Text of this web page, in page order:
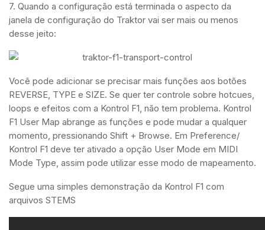
7. Quando a configuração está terminada o aspecto da
janela de configuração do Traktor vai ser mais ou menos
desse jeito:
Você pode adicionar se precisar mais funções aos botões
REVERSE, TYPE e SIZE. Se quer ter controle sobre hotcues,
loops e efeitos com a Kontrol F1, não tem problema. Kontrol
F1 User Map abrange as funções e pode mudar a qualquer
momento, pressionando Shift + Browse. Em Preference/
Kontrol F1 deve ter ativado a opção User Mode em MIDI
Mode Type, assim pode utilizar esse modo de mapeamento.
Segue uma simples demonstração da Kontrol F1 com
arquivos STEMS